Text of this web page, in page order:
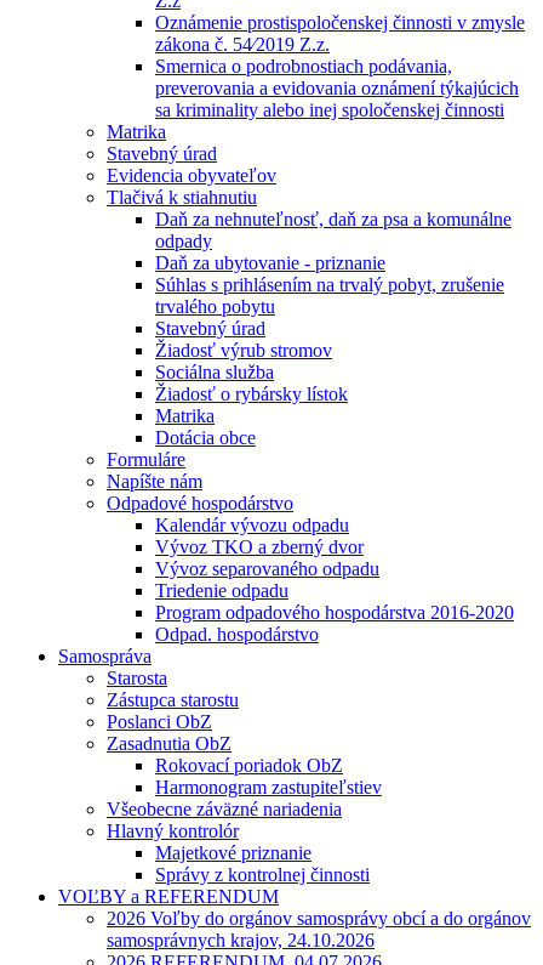
Oznámenie prostispoločenskej činnosti v zmysle
zákona č. 54⁄2019 Z.z.
Smernica o podrobnostiach podávania,
preverovania a evidovania oznámení týkajúcich
sa kriminality alebo inej spoločenskej činnosti
Matrika
Stavebný úrad
Evidencia obyvateľov
Tlačivá k stiahnutiu
Daň za nehnuteľnosť, daň za psa a komunálne
odpady
Daň za ubytovanie - priznanie
Súhlas s prihlásením na trvalý pobyt, zrušenie
trvalého pobytu
Stavebný úrad
Žiadosť výrub stromov
Sociálna služba
Žiadosť o rybársky lístok
Matrika
Dotácia obce
Formuláre
Napíšte nám
Odpadové hospodárstvo
Kalendár vývozu odpadu
Vývoz TKO a zberný dvor
Vývoz separovaného odpadu
Triedenie odpadu
Program odpadového hospodárstva 2016-2020
Odpad. hospodárstvo
Samospráva
Starosta
Zástupca starostu
Poslanci ObZ
Zasadnutia ObZ
Rokovací poriadok ObZ
Harmonogram zastupiteľstiev
Všeobecne záväzné nariadenia
Hlavný kontrolór
Majetkové priznanie
Správy z kontrolnej činnosti
VOĽBY a REFERENDUM
2026 Voľby do orgánov samosprávy obcí a do orgánov
samosprávnych krajov, 24.10.2026